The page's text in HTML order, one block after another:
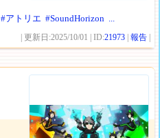
#アトリエ #SoundHorizon ...
| 更新日:2025/10/01 | ID:21973 |報告